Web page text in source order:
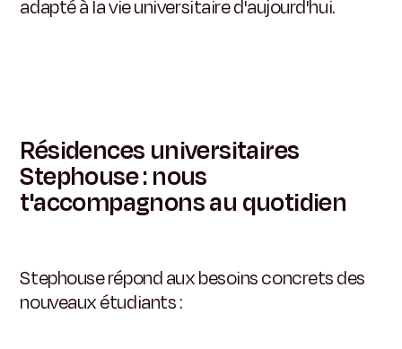
adapté à la vie universitaire d'aujourd'hui.
Résidences universitaires
Stephouse : nous
t'accompagnons au quotidien
Stephouse répond aux besoins concrets des
nouveaux étudiants :